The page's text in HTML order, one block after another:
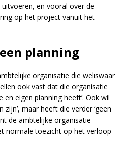
en vooral over de
op het project vanuit het
planning
organisatie die weliswaar
ook vast dat die organisatie
en eigen planning heeft’. Ook wil
maar heeft die verder ‘geen
de ambtelijke organisatie
normale toezicht op het verloop